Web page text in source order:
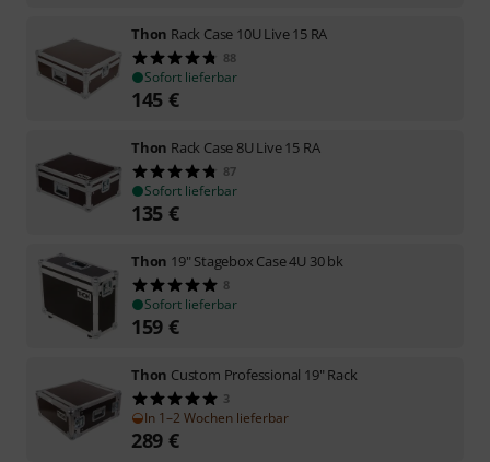
Thon Rack Case 10U Live 15 RA
88
Sofort lieferbar
145 €
Thon Rack Case 8U Live 15 RA
87
Sofort lieferbar
135 €
Thon 19" Stagebox Case 4U 30 bk
8
Sofort lieferbar
159 €
Thon Custom Professional 19" Rack
3
In 1–2 Wochen lieferbar
289 €